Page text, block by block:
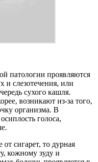
патологии проявляются
и слезотечения, или
сухого кашля.
возникают из-за того,
организма. В
голоса,
от сигарет, то дурная
кожному зуду и